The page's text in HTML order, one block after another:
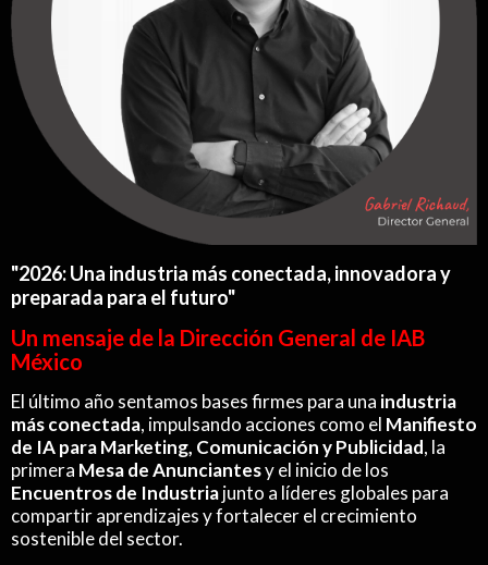
"2026: Una industria más conectada, innovadora y
preparada para el futuro"
Un mensaje de la Dirección General de IAB
México
El último año sentamos bases firmes para una industria
más conectada, impulsando acciones como el Manifiesto
de IA para Marketing, Comunicación y Publicidad, la
primera Mesa de Anunciantesy el inicio de los
Encuentros de Industriajunto a líderes globales para
compartir aprendizajes y fortalecer el crecimiento
sostenible del sector.